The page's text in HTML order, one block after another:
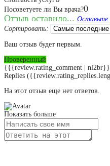
Посоветуете ли Вы врача?0
Отзыв оставило... Оставьте
Сортировать:
Ваш отзыв будет первым.
Проверенный
{{{review.rating_comment |
Replies
На этот отзыв еще нет ответов.
Показать больше